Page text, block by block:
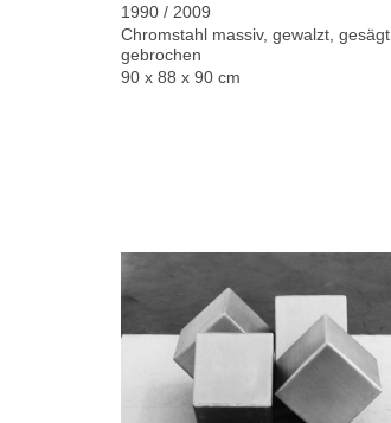
1990 / 2009
Chromstahl massiv, gewalzt, gesägt,
gebrochen
90 x 88 x 90 cm